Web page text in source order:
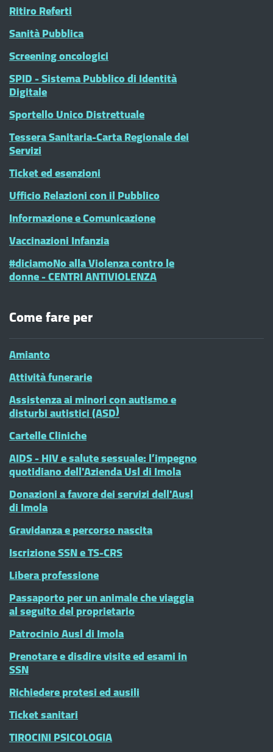
Ritiro Referti
Sanità Pubblica
Screening oncologici
SPID - Sistema Pubblico di Identità
Digitale
Sportello Unico Distrettuale
Tessera Sanitaria-Carta Regionale dei
Servizi
Ticket ed esenzioni
Ufficio Relazioni con il Pubblico
Informazione e Comunicazione
Vaccinazioni Infanzia
#diciamoNo alla Violenza contro le
donne - CENTRI ANTIVIOLENZA
Come fare per
Amianto
Attività funerarie
Assistenza ai minori con autismo e
disturbi autistici (ASD)
Cartelle Cliniche
AIDS - HIV e salute sessuale: l’impegno
quotidiano dell'Azienda Usl di Imola
Donazioni a favore dei servizi dell'Ausl
di Imola
Gravidanza e percorso nascita
Iscrizione SSN e TS-CRS
Libera professione
Passaporto per un animale che viaggia
al seguito del proprietario
Patrocinio Ausl di Imola
Prenotare e disdire visite ed esami in
SSN
Richiedere protesi ed ausili
Ticket sanitari
TIROCINI PSICOLOGIA